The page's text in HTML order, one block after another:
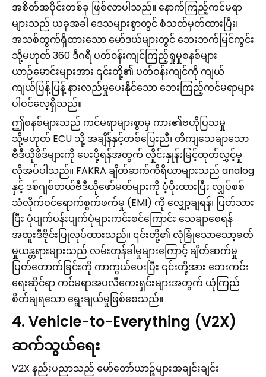
အစိတ်အပိုင်းတစ်ခု ဖြစ်လာပါသည်။ နောက်ကြည့်ကင်မရာ
များသည် ယခုအခါ ဒေသများစွာတွင် စံသတ်မှတ်ထားပြီး၊
အသစ်ထွက်ရှိထားသော မော်ဒယ်များတွင် ဘေးဘက်မြင်ကွင်း
သို့မဟုတ် 360 ဒီဂရီ ပတ်၀န်းကျင်ကြည့်ရှုမှုစနစ်များ
ယာဉ်မောင်းများအား ၎င်းတို့၏ ပတ်ဝန်းကျင်ကို ကျယ်
ကျယ်ပြန့်ပြန့် နားလည်မှုပေးနိုင်သော ဘေးကြည့်ကင်မရာများ
ပါဝင်လေ့ရှိသည်။
ဤစနစ်များသည် ကင်မရာများစွာမှ ကား၏ဗဟိုပြသမှု
သို့မဟုတ် ECU သို့ အချိန်နှင့်တစ်ပြေးညီ၊ တိကျသေချာသော
ဗီဒီယိုဖိဒ်များကို ပေးပို့ရန်အတွက် လှိုင်းနှုန်းမြင့်ထုတ်လွှင့်မှု
လိုအပ်ပါသည်။ FAKRA ချိတ်ဆက်ကိရိယာများသည် analog
နှင့် ဒစ်ဂျစ်တယ်ဗီဒီယိုဖော်မတ်များကို ပံ့ပိုးထားပြီး လျှပ်စစ်
သံလိုက်ဝင်ရောက်စွက်ဖက်မှု (EMI) ကို လျှော့ချရန်၊ ပြတ်သား
ပြီး ပုံပျက်ပန်းပျက်ပုံများကင်းစင်ကြောင်း သေချာစေရန်
အထူးဒီဇိုင်းပြုလုပ်ထားသည်။ ၎င်းတို့၏ လုံခြုံသောသော့ခတ်
မှုယန္တရားများသည် လမ်းတုန်ခါမှုများကြောင့် ချိတ်ဆက်မှု
ပြတ်တောက်ခြင်းကို ကာကွယ်ပေးပြီး ၎င်းတို့အား ဘေးကင်း
ရေးဆိုင်ရာ ကင်မရာအပလီကေးရှင်းများအတွက် ယုံကြည်
စိတ်ချရသော ရွေးချယ်မှုဖြစ်စေသည်။
4. Vehicle-to-Everything (V2X)
ဆက်သွယ်ရေး
V2X နည်းပညာသည် မော်တော်ယာဥ်များအချင်းချင်း